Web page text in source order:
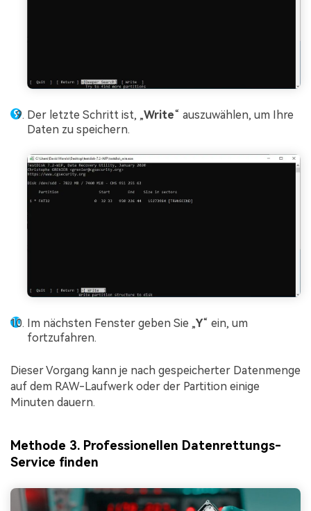
Der letzte Schritt ist, „Write“ auszuwählen, um Ihre
Daten zu speichern.
Im nächsten Fenster geben Sie „Y“ ein, um
fortzufahren.
Dieser Vorgang kann je nach gespeicherter Datenmenge
auf dem RAW-Laufwerk oder der Partition einige
Minuten dauern.
Methode 3. Professionellen Datenrettungs-
Service finden